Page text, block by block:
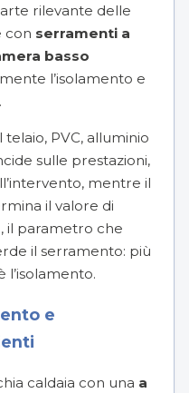
rilevante delle
con serramenti a
basso
l’isolamento e
PVC, alluminio
sulle prestazioni,
mentre il
il valore di
il parametro che
il serramento: più
l’isolamento.
e
caldaia con una a